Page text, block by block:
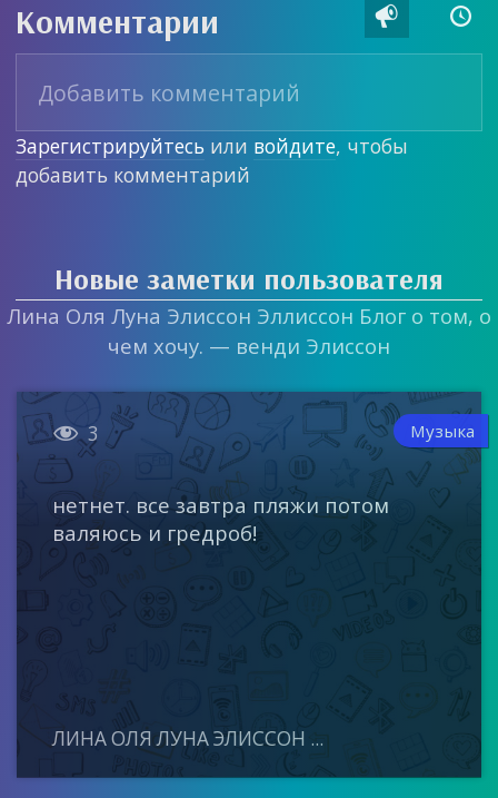
Комментарии  
Зарегистрируйтесь или войдите, чтобы
добавить комментарий
Новые заметки пользователя
Лина Оля Луна Элиссон Эллиссон Блог о том, о
чем хочу. — венди Элиссон
 3 Музыка
нетнет. все завтра пляжи потом
валяюсь и гредроб!
ЛИНА ОЛЯ ЛУНА ЭЛИССОН ...